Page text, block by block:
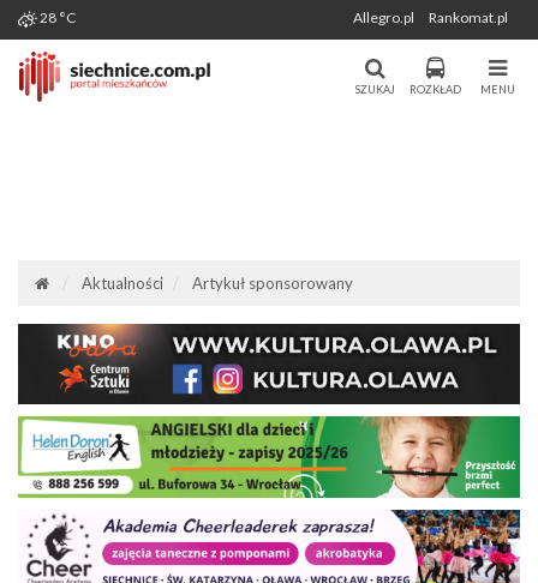
Miasto i Gmina Siechnice - Portal
Mieszkańców. Aktualności, forum,
Portal Mieszkańców Siechnic
Wygenerowano: 06-08-2026
28 °C Allegro.pl Rankomat.pl
MENU
ROZKŁAD
SZUKAJ
Aktualności Artykuł sponsorowany